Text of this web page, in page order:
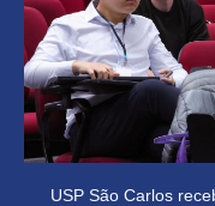
USP São Carlos